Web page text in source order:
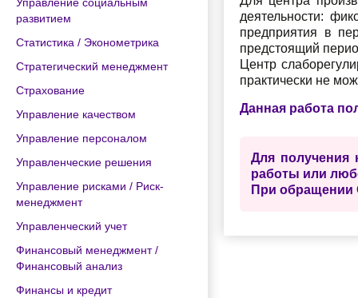
развитием
Статистика / Эконометрика
Стратегический менеджмент
Страхование
Управление качеством
Управление персоналом
Управленческие решения
Управление рисками / Риск-
менеджмент
Управленческий учет
Финансовый менеджмент /
Финансовый анализ
Финансы и кредит
деятельности:
предприятия в
предстоящий
Центр
практически не
Данная работа
Для получения
работы или
При обращении